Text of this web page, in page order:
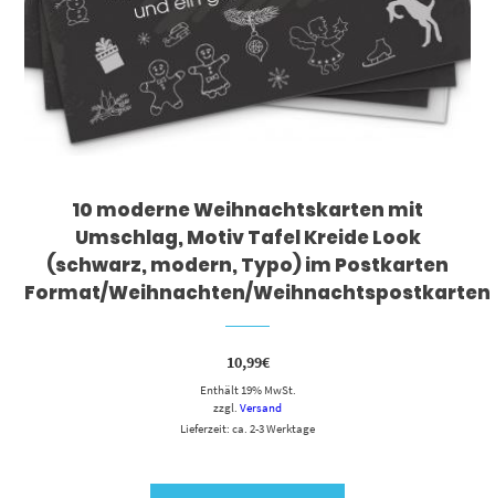
10 moderne Weihnachtskarten mit
Umschlag, Motiv Tafel Kreide Look
(schwarz, modern, Typo) im Postkarten
Format/Weihnachten/Weihnachtspostkarten
10,99€
Enthält 19% MwSt.
zzgl. Versand
Lieferzeit: ca. 2-3 Werktage